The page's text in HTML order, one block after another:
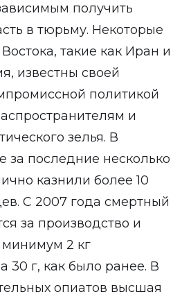
получить
в тюрьму. Некоторые
такие как Иран и
известны своей
политикой
и
зелья. В
за последние несколько
казнили более 10
С 2007 года смертный
за производство и
2 кг
30 г, как было ранее. В
опиатов высшая